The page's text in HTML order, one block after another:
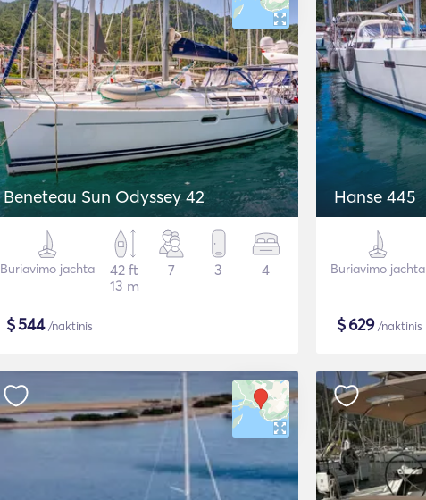
Beneteau Sun Odyssey 42
Buriavimo jachta
42 ft
13 m
7 3 4
$544/naktinis
Hanse 445
Buriavimo jachta
$629/naktinis